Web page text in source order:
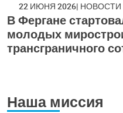
22 ИЮНЯ 2026 НОВОСТИ
В Фергане
молодых
трансграничного
Наша миссия